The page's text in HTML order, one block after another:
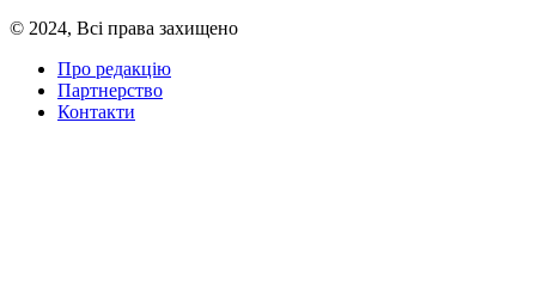
© 2024, Всі права захищено
Про редакцію
Партнерство
Контакти